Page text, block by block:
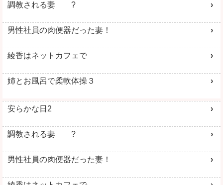
調教される妻 ?
男性社員の肉便器だった妻！
綾香はネットカフェで
姉とお風呂で柔軟体操３
安らかな日2
調教される妻 ?
男性社員の肉便器だった妻！